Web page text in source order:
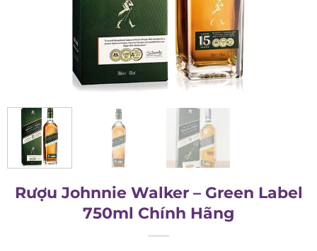
Rượu Johnnie Walker – Green Label
750ml Chính Hãng